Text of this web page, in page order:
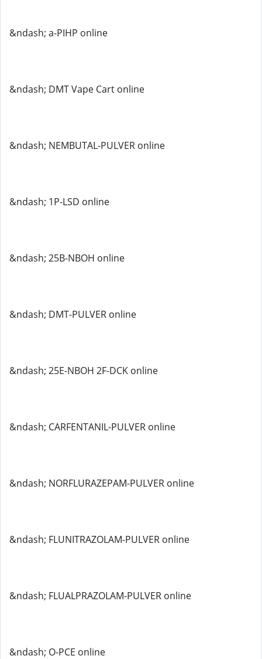
&ndash; a-PIHP online
&ndash; DMT Vape Cart online
&ndash; NEMBUTAL-PULVER online
&ndash; 1P-LSD online
&ndash; 25B-NBOH online
&ndash; DMT-PULVER online
&ndash; 25E-NBOH 2F-DCK online
&ndash; CARFENTANIL-PULVER online
&ndash; NORFLURAZEPAM-PULVER online
&ndash; FLUNITRAZOLAM-PULVER online
&ndash; FLUALPRAZOLAM-PULVER online
&ndash; O-PCE online